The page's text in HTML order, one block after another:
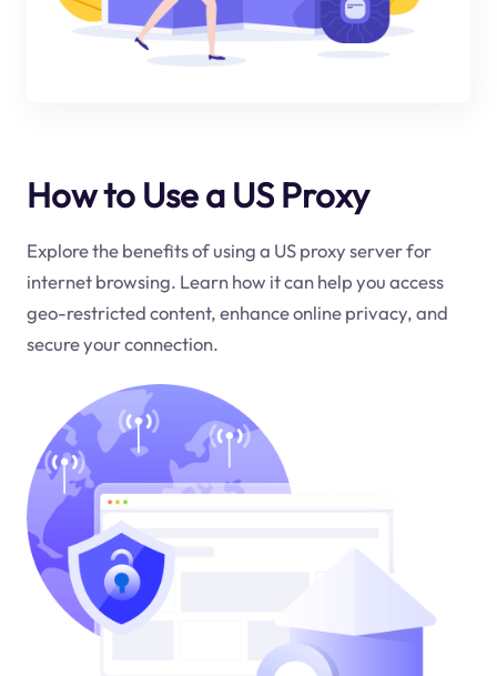
How to Use a US Proxy
Explore the benefits of using a US proxy server for
internet browsing. Learn how it can help you access
geo-restricted content, enhance online privacy, and
secure your connection.